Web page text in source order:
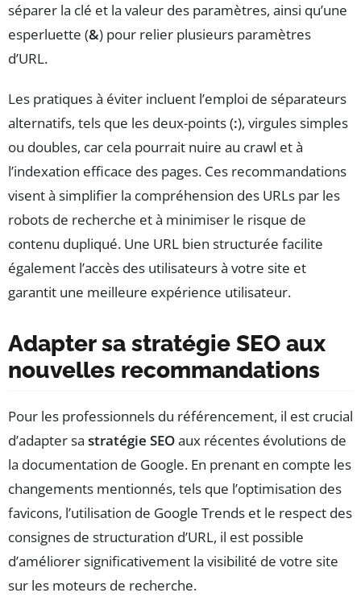
séparer la clé et la valeur des paramètres, ainsi qu’une
esperluette (&) pour relier plusieurs paramètres
d’URL.
Les pratiques à éviter incluent l’emploi de séparateurs
alternatifs, tels que les deux-points (:), virgules simples
ou doubles, car cela pourrait nuire au crawl et à
l’indexation efficace des pages. Ces recommandations
visent à simplifier la compréhension des URLs par les
robots de recherche et à minimiser le risque de
contenu dupliqué. Une URL bien structurée facilite
également l’accès des utilisateurs à votre site et
garantit une meilleure expérience utilisateur.
Adapter sa stratégie SEO aux
nouvelles recommandations
Pour les professionnels du référencement, il est crucial
d’adapter sa stratégie SEOaux récentes évolutions de
la documentation de Google. En prenant en compte les
changements mentionnés, tels que l’optimisation des
favicons, l’utilisation de Google Trends et le respect des
consignes de structuration d’URL, il est possible
d’améliorer significativement la visibilité de votre site
sur les moteurs de recherche.